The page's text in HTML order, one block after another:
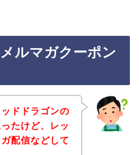
ルマガクーポン
ドドラゴンの
たけど、レッ
配信などして